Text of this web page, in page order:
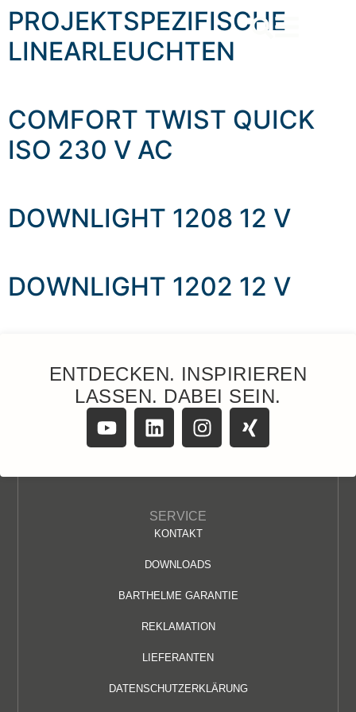
content
PROJEKTSPEZIFISCHE
LINEARLEUCHTEN
COMFORT TWIST QUICK
ISO 230 V AC
DOWNLIGHT 1208 12 V
DOWNLIGHT 1202 12 V
ENTDECKEN. INSPIRIEREN
LASSEN. DABEI SEIN.
SERVICE
KONTAKT
DOWNLOADS
BARTHELME GARANTIE
REKLAMATION
LIEFERANTEN
DATENSCHUTZERKLÄRUNG